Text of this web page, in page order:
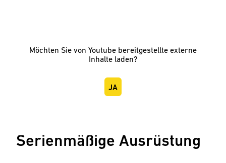
Möchten Sie von Youtube bereitgestellte externe
Inhalte laden?
JA
Serienmäßige Ausrüstung